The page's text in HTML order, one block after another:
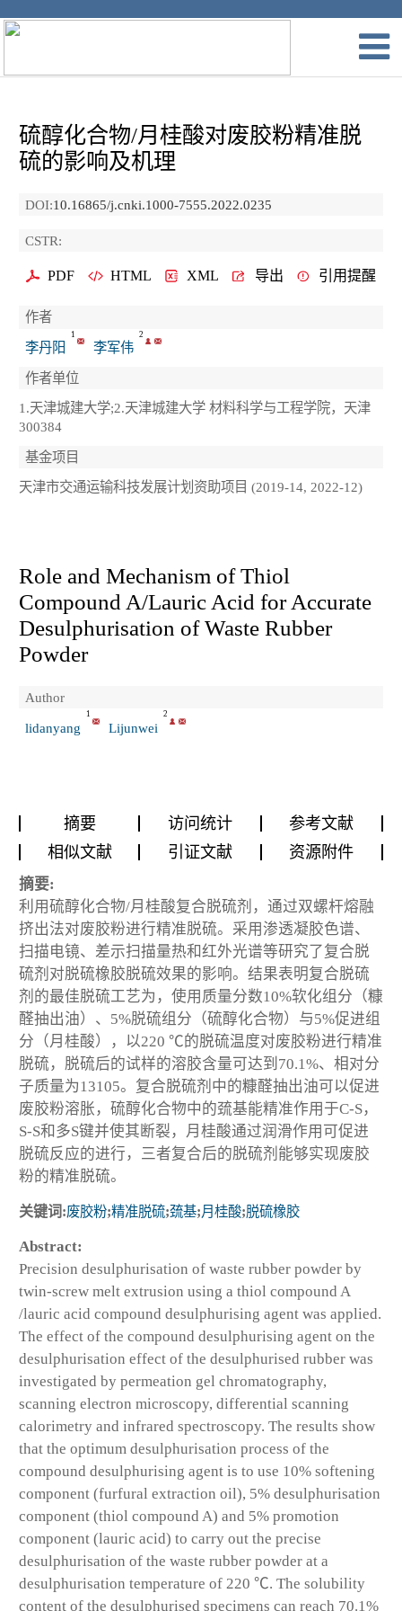
硫醇化合物/月桂酸对废胶粉精准脱
硫的影响及机理
DOI:10.16865/j.cnki.1000-7555.2022.0235
CSTR:
PDF HTML XML 导出 引用提醒
作者
李丹阳
1
李军伟
2
作者单位
1.天津城建大学;2.天津城建大学 材料科学与工程学院，天津
300384
基金项目
天津市交通运输科技发展计划资助项目 (2019-14, 2022-12)
Role and Mechanism of Thiol
Compound A/Lauric Acid for Accurate
Desulphurisation of Waste Rubber
Powder
Author
lidanyang
1
Lijunwei
2
摘要 访问统计
参考文献
相似文献
引证文献 资源附件
摘要:
利用硫醇化合物/月桂酸复合脱硫剂，通过双螺杆熔融
挤出法对废胶粉进行精准脱硫。采用渗透凝胶色谱、
扫描电镜、差示扫描量热和红外光谱等研究了复合脱
硫剂对脱硫橡胶脱硫效果的影响。结果表明复合脱硫
剂的最佳脱硫工艺为，使用质量分数10%软化组分（糠
醛抽出油）、5%脱硫组分（硫醇化合物）与5%促进组
分（月桂酸），以220 ℃的脱硫温度对废胶粉进行精准
脱硫，脱硫后的试样的溶胶含量可达到70.1%、相对分
子质量为13105。复合脱硫剂中的糠醛抽出油可以促进
废胶粉溶胀，硫醇化合物中的巯基能精准作用于C-S，
S-S和多S键并使其断裂，月桂酸通过润滑作用可促进
脱硫反应的进行，三者复合后的脱硫剂能够实现废胶
粉的精准脱硫。
关键词:废胶粉;精准脱硫;巯基;月桂酸;脱硫橡胶
Abstract:
Precision desulphurisation of waste rubber powder by
twin-screw melt extrusion using a thiol compound A
/lauric acid compound desulphurising agent was applied.
The effect of the compound desulphurising agent on the
desulphurisation effect of the desulphurised rubber was
investigated by permeation gel chromatography,
scanning electron microscopy, differential scanning
calorimetry and infrared spectroscopy. The results show
that the optimum desulphurisation process of the
compound desulphurising agent is to use 10% softening
component (furfural extraction oil), 5% desulphurisation
component (thiol compound A) and 5% promotion
component (lauric acid) to carry out the precise
desulphurisation of the waste rubber powder at a
desulphurisation temperature of 220 ℃. The solubility
content of the desulphurised specimens can reach 70.1%